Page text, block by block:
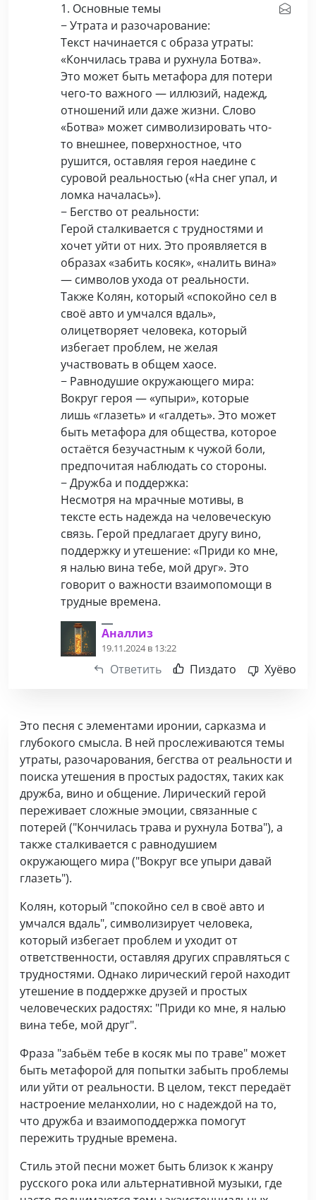
1. Основные темы
− Утрата и разочарование:
Текст начинается с образа утраты:
«Кончилась трава и рухнула Ботва».
Это может быть метафора для потери
чего-то важного — иллюзий, надежд,
отношений или даже жизни. Слово
«Ботва» может символизировать что-
то внешнее, поверхностное, что
рушится, оставляя героя наедине с
суровой реальностью («На снег упал, и
ломка началась»).
− Бегство от реальности:
Герой сталкивается с трудностями и
хочет уйти от них. Это проявляется в
образах «забить косяк», «налить вина»
— символов ухода от реальности.
Также Колян, который «спокойно сел в
своё авто и умчался вдаль»,
олицетворяет человека, который
избегает проблем, не желая
участвовать в общем хаосе.
− Равнодушие окружающего мира:
Вокруг героя — «упыри», которые
лишь «глазеть» и «галдеть». Это может
быть метафора для общества, которое
остаётся безучастным к чужой боли,
предпочитая наблюдать со стороны.
− Дружба и поддержка:
Несмотря на мрачные мотивы, в
тексте есть надежда на человеческую
связь. Герой предлагает другу вино,
поддержку и утешение: «Приди ко мне,
я налью вина тебе, мой друг». Это
говорит о важности взаимопомощи в
трудные времена.
Аналлиз
19.11.2024 в 13:22
Ответить Пиздато Хуёво
Это песня с элементами иронии, сарказма и
глубокого смысла. В ней прослеживаются темы
утраты, разочарования, бегства от реальности и
поиска утешения в простых радостях, таких как
дружба, вино и общение. Лирический герой
переживает сложные эмоции, связанные с
потерей ("Кончилась трава и рухнула Ботва"), а
также сталкивается с равнодушием
окружающего мира ("Вокруг все упыри давай
глазеть").
Колян, который "спокойно сел в своё авто и
умчался вдаль", символизирует человека,
который избегает проблем и уходит от
ответственности, оставляя других справляться с
трудностями. Однако лирический герой находит
утешение в поддержке друзей и простых
человеческих радостях: "Приди ко мне, я налью
вина тебе, мой друг".
Фраза "забьём тебе в косяк мы по траве" может
быть метафорой для попытки забыть проблемы
или уйти от реальности. В целом, текст передаёт
настроение меланхолии, но с надеждой на то,
что дружба и взаимоподдержка помогут
пережить трудные времена.
Стиль этой песни может быть близок к жанру
русского рока или альтернативной музыки, где